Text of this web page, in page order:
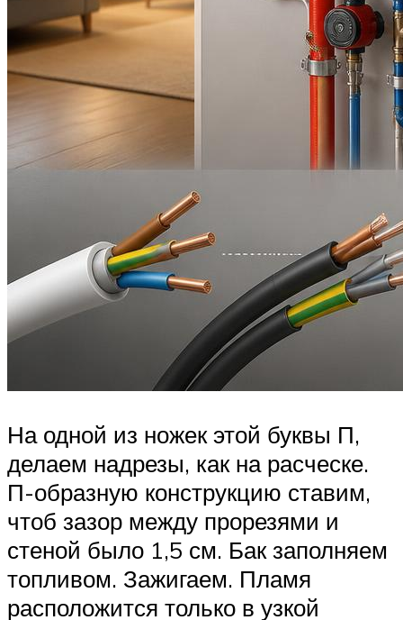
На одной из ножек этой буквы П,
делаем надрезы, как на расческе.
П-образную конструкцию ставим,
чтоб зазор между прорезями и
стеной было 1,5 см. Бак заполняем
топливом. Зажигаем. Пламя
расположится только в узкой